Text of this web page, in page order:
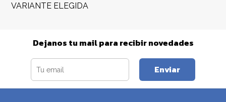
VARIANTE ELEGIDA
Dejanos tu mail para recibir novedades
Enviar